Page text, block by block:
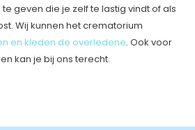
geven die je zelf te lastig vindt of als
Wij kunnen het crematorium
en kleden de overledene. Ook voor
kan je bij ons terecht.